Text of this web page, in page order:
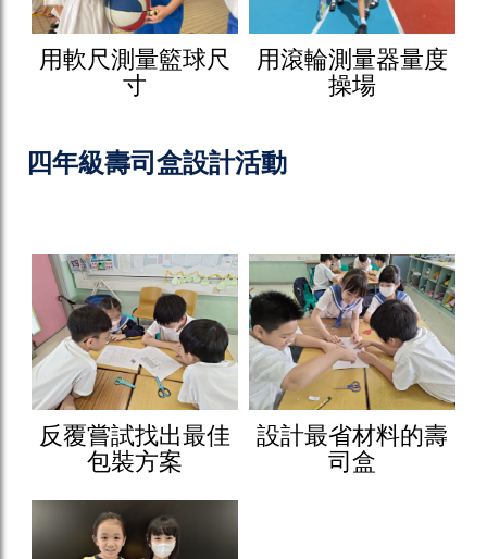
用軟尺測量籃球尺
寸
用滾輪測量器量度
操場
四年級壽司盒設計活動
反覆嘗試找出最佳
包裝方案
設計最省材料的壽
司盒